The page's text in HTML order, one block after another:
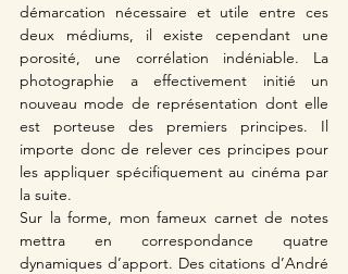
démarcation nécessaire et utile entre ces
deux médiums, il existe cependant une
porosité, une corrélation indéniable. La
photographie a effectivement initié un
nouveau mode de représentation dont elle
est porteuse des premiers principes. Il
importe donc de relever ces principes pour
les appliquer spécifiquement au cinéma par
la suite.
Sur la forme, mon fameux carnet de notes
mettra en correspondance quatre
dynamiques d’apport. Des citations d’André